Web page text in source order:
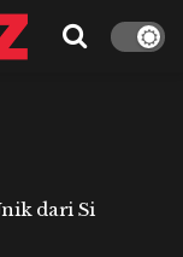
dari Si